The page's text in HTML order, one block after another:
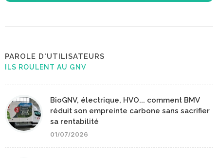
PAROLE D'UTILISATEURS
ILS ROULENT AU GNV
BioGNV, électrique, HVO... comment BMV
réduit son empreinte carbone sans sacrifier
sa rentabilité
01/07/2026